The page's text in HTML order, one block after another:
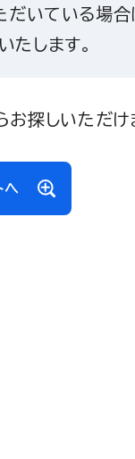
だいている場合
たします。
お探しいただけ
へ